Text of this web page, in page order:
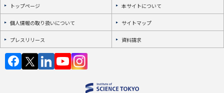
トップページ 本サイトについて
個人情報の取り扱いについて サイトマップ
プレスリリース 資料請求